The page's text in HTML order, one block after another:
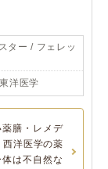
ター / フェレッ
洋医学
膳・レメデ
洋医学の薬
は不自然な